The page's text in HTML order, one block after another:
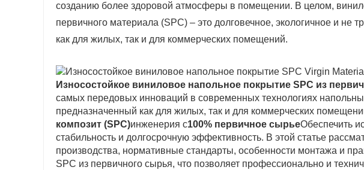
созданию более здоровой атмосферы в помещении. В целом,
первичного материала (SPC) – это долговечное, экологичное и не
как для жилых, так и для коммерческих помещений.
Износостойкое виниловое напольное покрытие SPC из
самых передовых инноваций в современных технологиях
предназначенный как для жилых, так и для коммерческих
композит (SPC)инженерия с100% первичное сырьеОбеспечить
стабильность и долгосрочную эффективность. В этой статье
производства, нормативные стандарты, особенности монтажа и
SPC из первичного сырья, что позволяет профессионально и